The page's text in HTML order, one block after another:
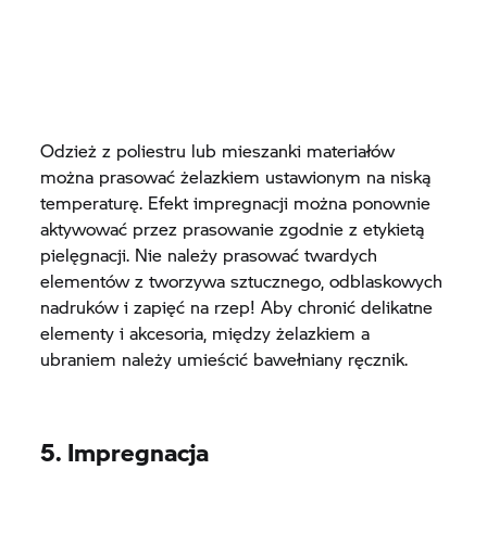
Odzież z poliestru lub mieszanki materiałów
można prasować żelazkiem ustawionym na niską
temperaturę. Efekt impregnacji można ponownie
aktywować przez prasowanie zgodnie z etykietą
pielęgnacji. Nie należy prasować twardych
elementów z tworzywa sztucznego, odblaskowych
nadruków i zapięć na rzep! Aby chronić delikatne
elementy i akcesoria, między żelazkiem a
ubraniem należy umieścić bawełniany ręcznik.
5. Impregnacja